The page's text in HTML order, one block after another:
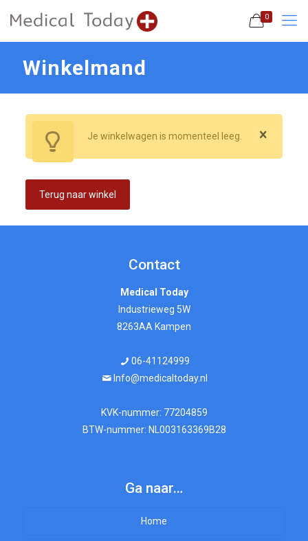
0
Winkelmand
Je winkelwagen is momenteel leeg.
Terug naar winkel
Contact
Medical Today
Industrieweg 5W
8263AA Kampen
06-41124999
Info@medicaltoday.nl
KVK-nummer: 77204859
BTW-nummer: NL003163369B28
Ga naar…
Home